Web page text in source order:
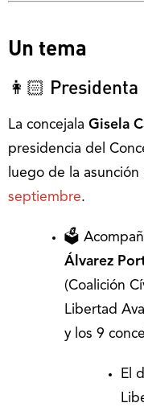
Un tema
👩🏻 Presidenta
La concejala Gisela
presidencia del
luego de la asunción
septiembre.
🗳️
Álvarez
(Coalición
Libertad
y los 9
El